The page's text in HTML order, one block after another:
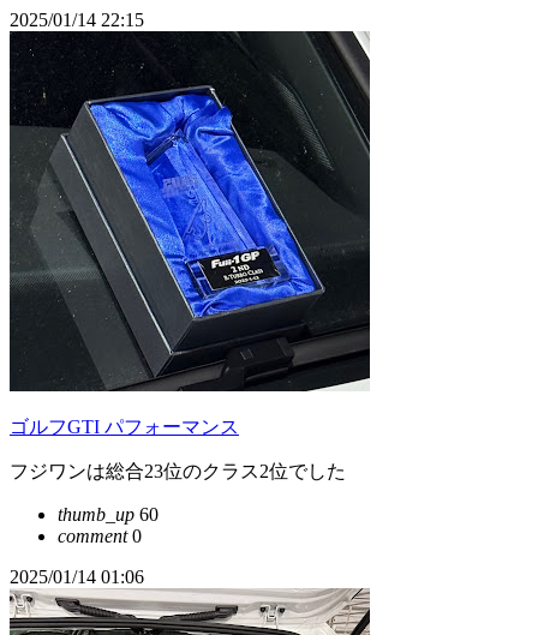
2025/01/14 22:15
ゴルフGTI パフォーマンス
フジワンは総合23位のクラス2位でした
thumb_up 60
comment0
2025/01/14 01:06